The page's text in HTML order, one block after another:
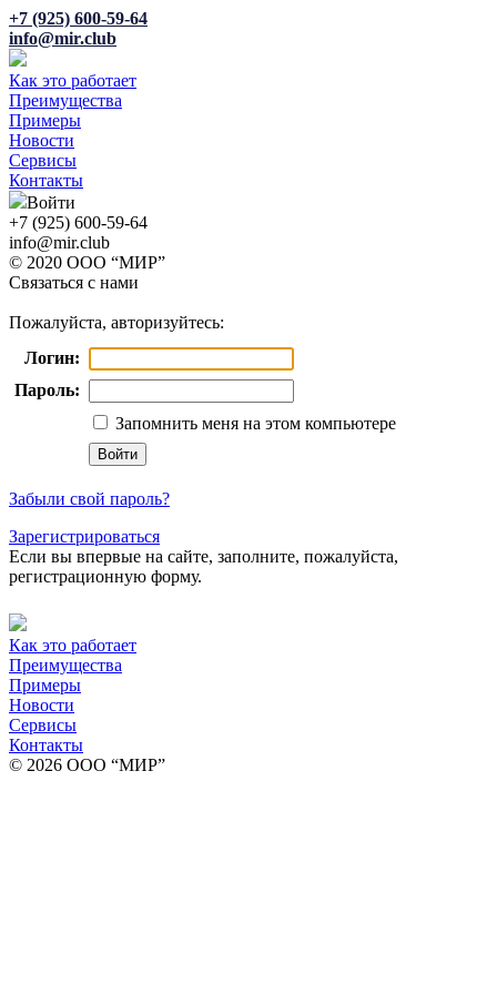
+7 (925) 600-59-64
info@mir.club
Как это работает
Преимущества
Примеры
Новости
Сервисы
Контакты
Войти
+7 (925) 600-59-64
info@mir.club
© 2020 ООО “МИР”
Связаться с нами
Пожалуйста, авторизуйтесь:
Логин:
Пароль:
Запомнить меня на этом компьютере
Забыли свой пароль?
Зарегистрироваться
Если вы впервые на сайте, заполните, пожалуйста,
регистрационную форму.
Как это работает
Преимущества
Примеры
Новости
Сервисы
Контакты
© 2026 ООО “МИР”